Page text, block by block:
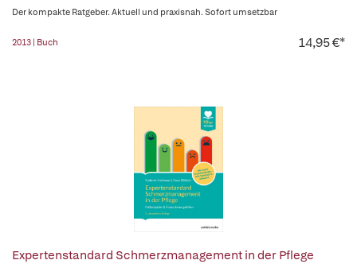
Der kompakte Ratgeber. Aktuell und praxisnah. Sofort umsetzbar
2013 | Buch 14,95 €*
Expertenstandard Schmerzmanagement in der Pflege